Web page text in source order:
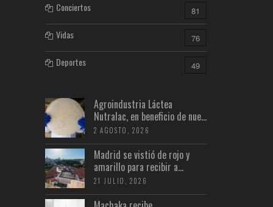
Conciertos 81
Vidas 76
Deportes 49
Agroindustria Láctea
Nutralac, en beneficio de nue...
2 AGOSTO, 2026
Madrid se vistió de rojo y
amarillo para recibir a...
21 JULIO, 2026